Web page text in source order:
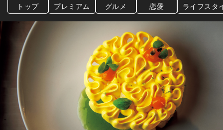
トップ プレミアム グルメ 恋愛 ライフスタ